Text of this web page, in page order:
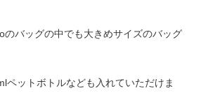
のバッグの中でも大きめサイズのバッグ
ペットボトルなども入れていただけま